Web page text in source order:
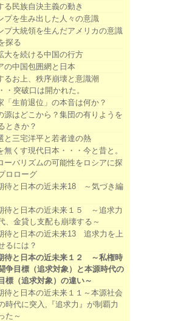
る民族自決主義の動き
プを生み出した人々の意識
プ大統領を生んだアメリカの意識
探る
大を続ける中国の行方
の中国包囲網と日本
るお上、秩序崩壊と意識潮
・突破口は開かれた。
「生前退位」の本音は何か？
源はどこから？集団の有りようを
ときか？
と三宅洋平と若者達の熱
無くす現代日本・・・今と昔と。
ーバリズムの可能性をロシアに探
ロローグ
待と日本の近未来18 ～気づき編
待と日本の近未来１５ ～追求力
、金貸し支配も崩壊する～
待と日本の近未来13 追求力を上
るには？
待と日本の近未来１２ ～私権時
争目標（追求対象）と本源時代の
標（追求対象）の違い～
待と日本の近未来１１～本源社会
時代に突入,『追求力』が制覇力
た～